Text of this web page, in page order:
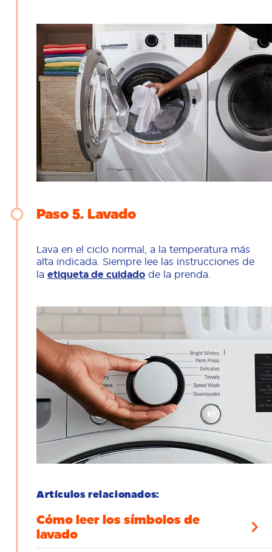
Paso 5 Lavado
Lava en el ciclo normal, a la temperatura más
alta indicada. Siempre lee las instrucciones de
la etiqueta de cuidado de la prenda.
Artículos relacionados:
Cómo leer los símbolos de
lavado